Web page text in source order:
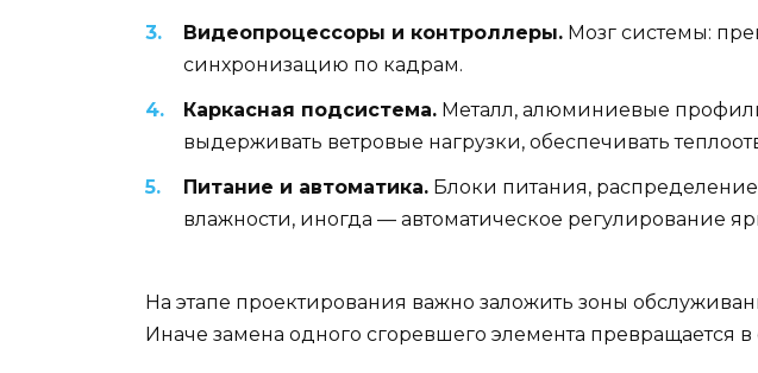
Видеопроцессоры и контроллеры. Мозг системы:
синхронизацию по кадрам.
Каркасная подсистема. Металл, алюминиевые
выдерживать ветровые нагрузки, обеспечивать
Питание и автоматика. Блоки питания,
влажности, иногда — автоматическое регулирование
На этапе проектирования важно заложить зоны
Иначе замена одного сгоревшего элемента превращается в